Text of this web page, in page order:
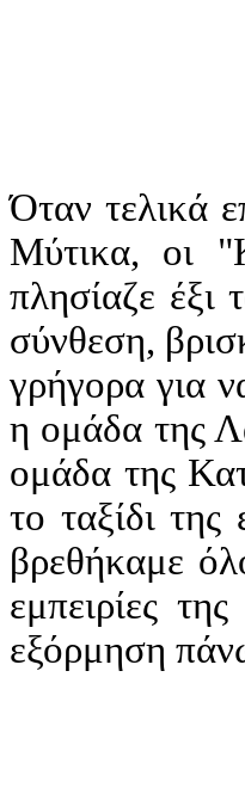
Όταν τελικά
Μύτικα, οι
πλησίαζε
σύνθεση,
γρήγορα για
η ομάδα της
ομάδα της
το ταξίδι
βρεθήκαμε
εμπειρίες
εξόρμηση